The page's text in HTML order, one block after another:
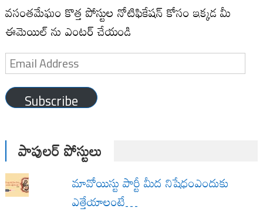
వసంతమేఘం కొత్త పోస్టుల నోటిఫికేషన్ కోసం ఇక్కడ మీ
ఈమెయిల్ ను ఎంటర్ చేయండి
Email
Address
Subscribe
పాపులర్ పోస్టులు
మావోయిస్టు పార్టీ మీద నిషేధంఎందుకు
ఎత్తేయాలంటే…